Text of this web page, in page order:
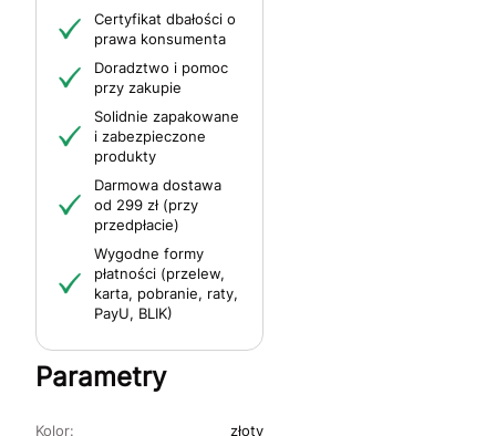
Certyfikat dbałości o
prawa konsumenta
Doradztwo i pomoc
przy zakupie
Solidnie zapakowane
i zabezpieczone
produkty
Darmowa dostawa
od 299 zł (przy
przedpłacie)
Wygodne formy
płatności (przelew,
karta, pobranie, raty,
PayU, BLIK)
Parametry
Kolor: złoty